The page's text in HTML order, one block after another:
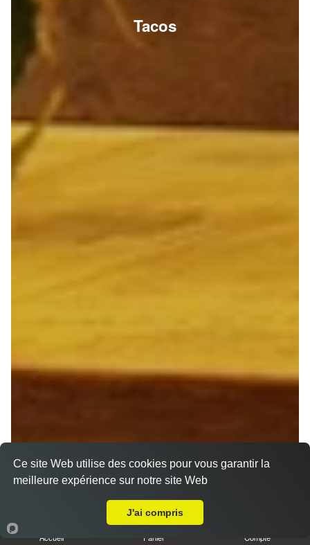
Tacos
Accueil Panier Compte
Ce site Web utilise des cookies pour vous garantir la
meilleure expérience sur notre site Web
J'ai compris